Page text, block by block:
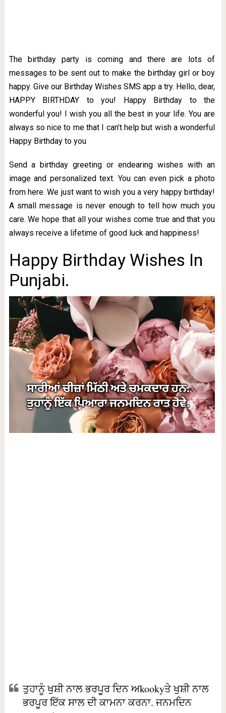
The birthday party is coming and there are lots of
messages to be sent out to make the birthday girl or boy
happy. Give our Birthday Wishes SMS app a try. Hello, dear,
HAPPY BIRTHDAY to you! Happy Birthday to the
wonderful you! I wish you all the best in your life. You are
always so nice to me that I can’t help but wish a wonderful
Happy Birthday to you
Send a birthday greeting or endearing wishes with an
image and personalized text. You can even pick a photo
from here. We just want to wish you a very happy birthday!
A small message is never enough to tell how much you
care. We hope that all your wishes come true and that you
always receive a lifetime of good luck and happiness!
Happy Birthday Wishes In
Punjabi.
ਤੁਹਾਨੂੰ ਖੁਸ਼ੀ ਨਾਲ ਭਰਪੂਰ ਦਿਨ ਅkookyਤੇ ਖੁਸ਼ੀ ਨਾਲ
ਭਰਪੂਰ ਇੱਕ ਸਾਲ ਦੀ ਕਾਮਨਾ ਕਰਨਾ. ਜਨਮਦਿਨ